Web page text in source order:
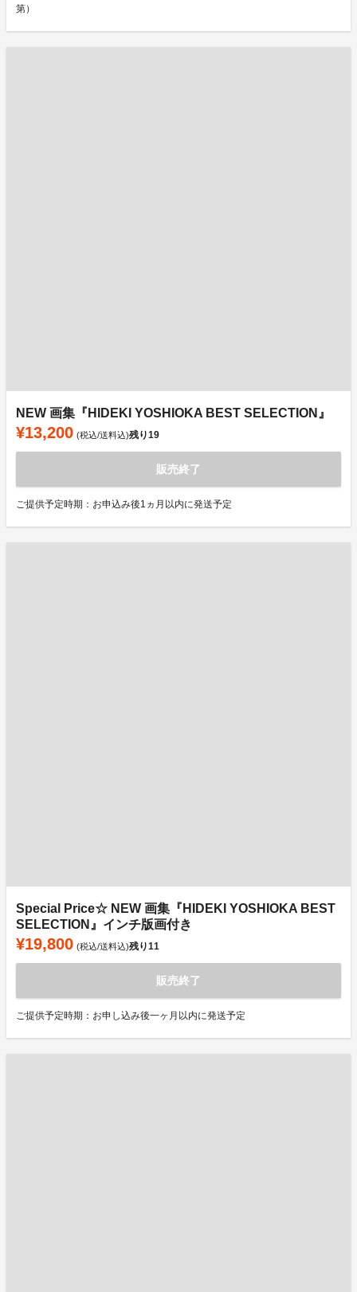
第）
NEW 画集『HIDEKI YOSHIOKA BEST SELECTION』
¥13,200 (税込/送料込)残り19
販売終了
ご提供予定時期：お申込み後1ヵ月以内に発送予定
Special Price☆ NEW 画集『HIDEKI YOSHIOKA BEST
SELECTION』インチ版画付き
¥19,800 (税込/送料込)残り11
販売終了
ご提供予定時期：お申し込み後一ヶ月以内に発送予定